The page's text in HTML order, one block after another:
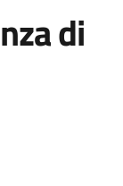
di